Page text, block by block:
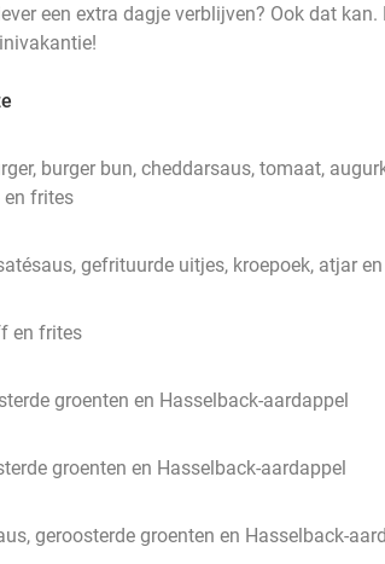
een extra dagje verblijven? Ook dat
burger bun, cheddarsaus, tomaat,
en frites
gefrituurde uitjes, kroepoek, atjar
en frites
groenten en Hasselback-aardappel
groenten en Hasselback-aardappel
geroosterde groenten en Hasselback-